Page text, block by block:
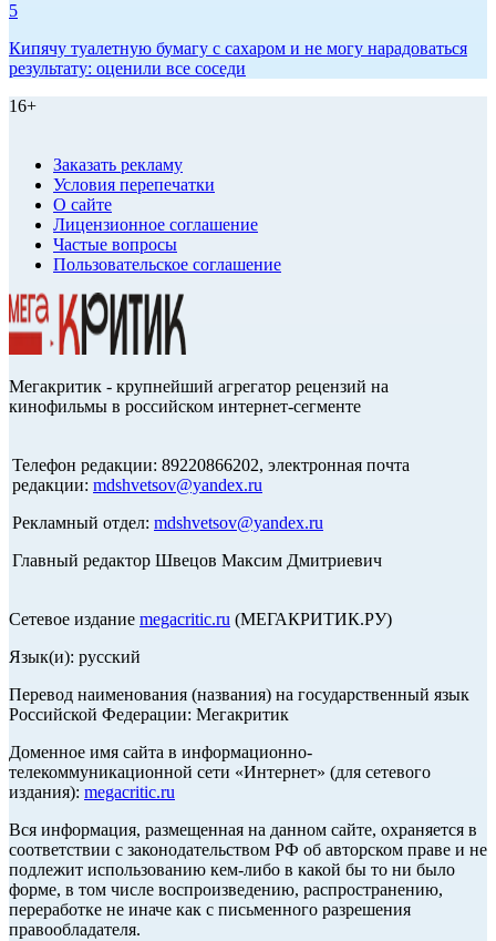
5
Кипячу туалетную бумагу с сахаром и не могу нарадоваться
результату: оценили все соседи
16+
Заказать рекламу
Условия перепечатки
О сайте
Лицензионное соглашение
Частые вопросы
Пользовательское соглашение
Мегакритик - крупнейший агрегатор рецензий на
кинофильмы в российском интернет-сегменте
Телефон редакции: 89220866202, электронная почта
редакции: mdshvetsov@yandex.ru
Рекламный отдел: mdshvetsov@yandex.ru
Главный редактор Швецов Максим Дмитриевич
Сетевое издание megacritic.ru (МЕГАКРИТИК.РУ)
Язык(и): русский
Перевод наименования (названия) на государственный язык
Российской Федерации: Мегакритик
Доменное имя сайта в информационно-
телекоммуникационной сети «Интернет» (для сетевого
издания): megacritic.ru
Вся информация, размещенная на данном сайте, охраняется в
соответствии с законодательством РФ об авторском праве и не
подлежит использованию кем-либо в какой бы то ни было
форме, в том числе воспроизведению, распространению,
переработке не иначе как с письменного разрешения
правообладателя.